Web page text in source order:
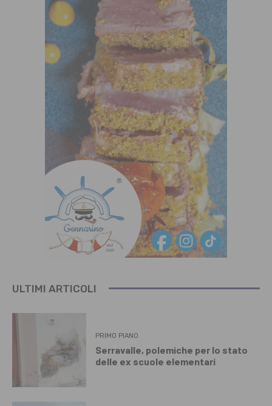
ULTIMI ARTICOLI
PRIMO PIANO
Serravalle, polemiche per lo stato
delle ex scuole elementari